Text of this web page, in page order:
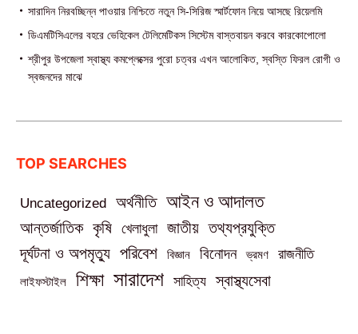
সারাদিন নিরবচ্ছিন্ন পাওয়ার নিশ্চিতে নতুন সি-সিরিজ স্মার্টফোন নিয়ে আসছে রিয়েলমি
ডিএমটিসিএলের বহরে ভেহিকেল টেলিমেটিকস সিস্টেম বাস্তবায়ন করবে কারকোপোলো
শ্রীপুর উপজেলা স্বাস্থ্য কমপ্লেক্সের পুরো চত্বর এখন আলোকিত, স্বস্তি ফিরল রোগী ও
স্বজনদের মাঝে‎
TOP SEARCHES
Uncategorized অর্থনীতি আইন ও আদালত
আন্তর্জাতিক কৃষি খেলাধুলা জাতীয় তথ্যপ্রযুক্তি
দূর্ঘটনা ও অপমৃত্যু পরিবেশ বিজ্ঞান বিনোদন ভ্রমণ রাজনীতি
লাইফস্টাইল শিক্ষা সারাদেশ সাহিত্য স্বাস্থ্যসেবা